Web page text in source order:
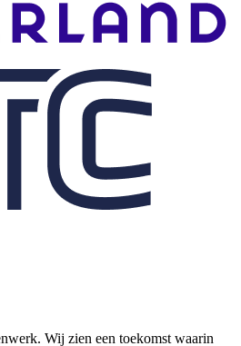
Wij zien een toekomst waarin